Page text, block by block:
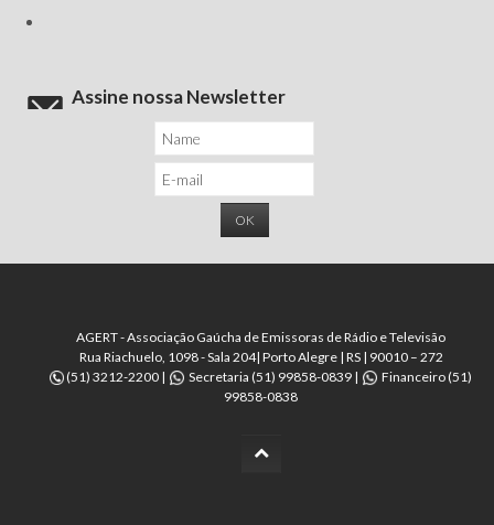
Assine nossa Newsletter
AGERT - Associação Gaúcha de Emissoras de Rádio e Televisão
Rua Riachuelo, 1098 - Sala 204| Porto Alegre | RS | 90010 – 272
(51) 3212-2200 |
Secretaria (51) 99858-0839 |
Financeiro (51)
99858-0838